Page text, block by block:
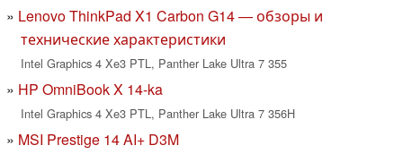
Lenovo ThinkPad X1 Carbon G14 — обзоры и
технические характеристики
Intel Graphics 4 Xe3 PTL, Panther Lake Ultra 7 355
HP OmniBook X 14-ka
Intel Graphics 4 Xe3 PTL, Panther Lake Ultra 7 356H
MSI Prestige 14 AI+ D3M